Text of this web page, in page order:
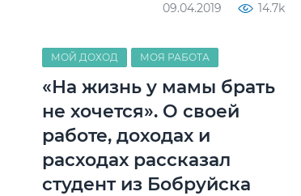
09.04.2019 14.7k
МОЙ ДОХОД МОЯ РАБОТА
«На жизнь у мамы брать
не хочется». О своей
работе, доходах и
расходах рассказал
студент из Бобруйска